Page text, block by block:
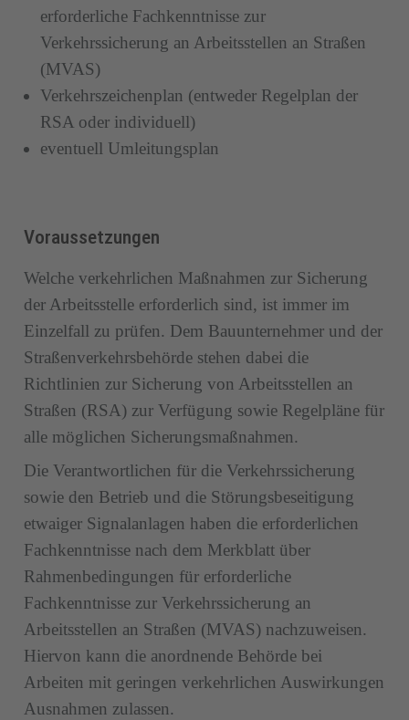
erforderliche Fachkenntnisse zur
Verkehrssicherung an Arbeitsstellen an Straßen
(MVAS)
Verkehrszeichenplan (entweder Regelplan der
RSA oder individuell)
eventuell Umleitungsplan
Voraussetzungen
Welche verkehrlichen Maßnahmen zur Sicherung
der Arbeitsstelle erforderlich sind, ist immer im
Einzelfall zu prüfen. Dem Bauunternehmer und der
Straßenverkehrsbehörde stehen dabei die
Richtlinien zur Sicherung von Arbeitsstellen an
Straßen (RSA) zur Verfügung sowie Regelpläne für
alle möglichen Sicherungsmaßnahmen.
Die Verantwortlichen für die Verkehrssicherung
sowie den Betrieb und die Störungsbeseitigung
etwaiger Signalanlagen haben die erforderlichen
Fachkenntnisse nach dem Merkblatt über
Rahmenbedingungen für erforderliche
Fachkenntnisse zur Verkehrssicherung an
Arbeitsstellen an Straßen (MVAS) nachzuweisen.
Hiervon kann die anordnende Behörde bei
Arbeiten mit geringen verkehrlichen Auswirkungen
Ausnahmen zulassen.